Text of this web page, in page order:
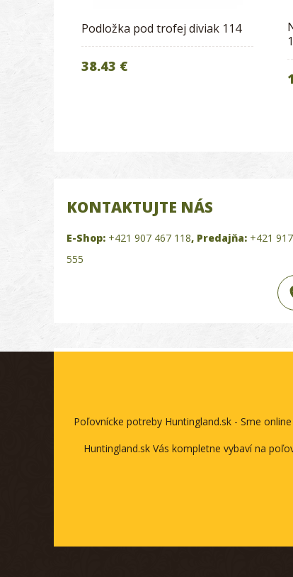
Podložka pod trofej diviak 114
38.43 €
KONTAKTUJTE NÁS
E-Shop: +421 907 467 118, Predajňa: +421
555
Poľovnícke potreby Huntingland.sk - Sme
Huntingland.sk Vás kompletne vybaví na